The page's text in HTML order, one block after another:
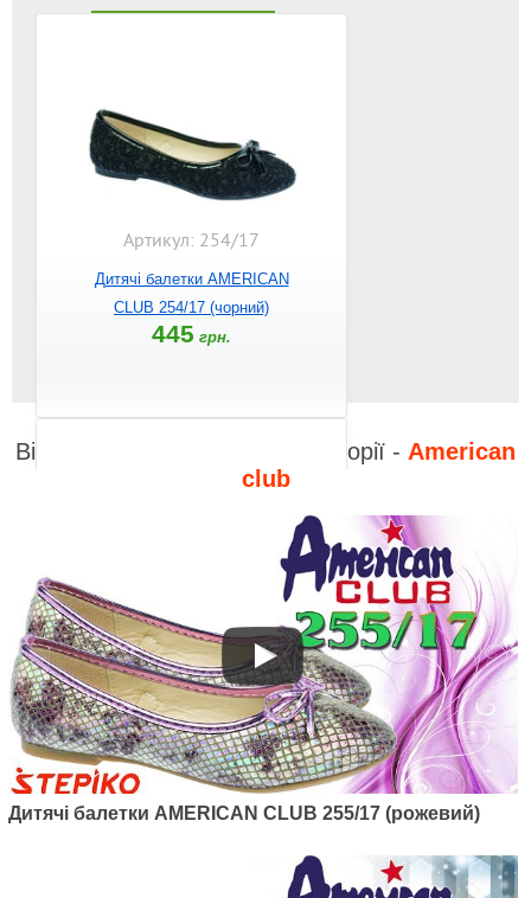
Артикул: 254/17
Дитячі балетки AMERICAN
CLUB 254/17 (чорний)
445 грн.
Артикул: 255/17-1
Дитячі балетки AMERICAN
CLUB 255/17-1 (сірий)
445грн.
Відео до інших товарів з категорії - American
club
Дитячі балетки AMERICAN CLUB 255/17 (рожевий)